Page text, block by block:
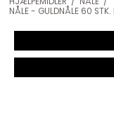
NÅLE - GULDNÅLE 60